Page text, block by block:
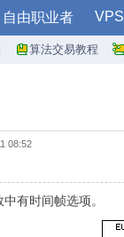
自由职业者 VPS
算法交易教程
08:52
有时间帧选项。